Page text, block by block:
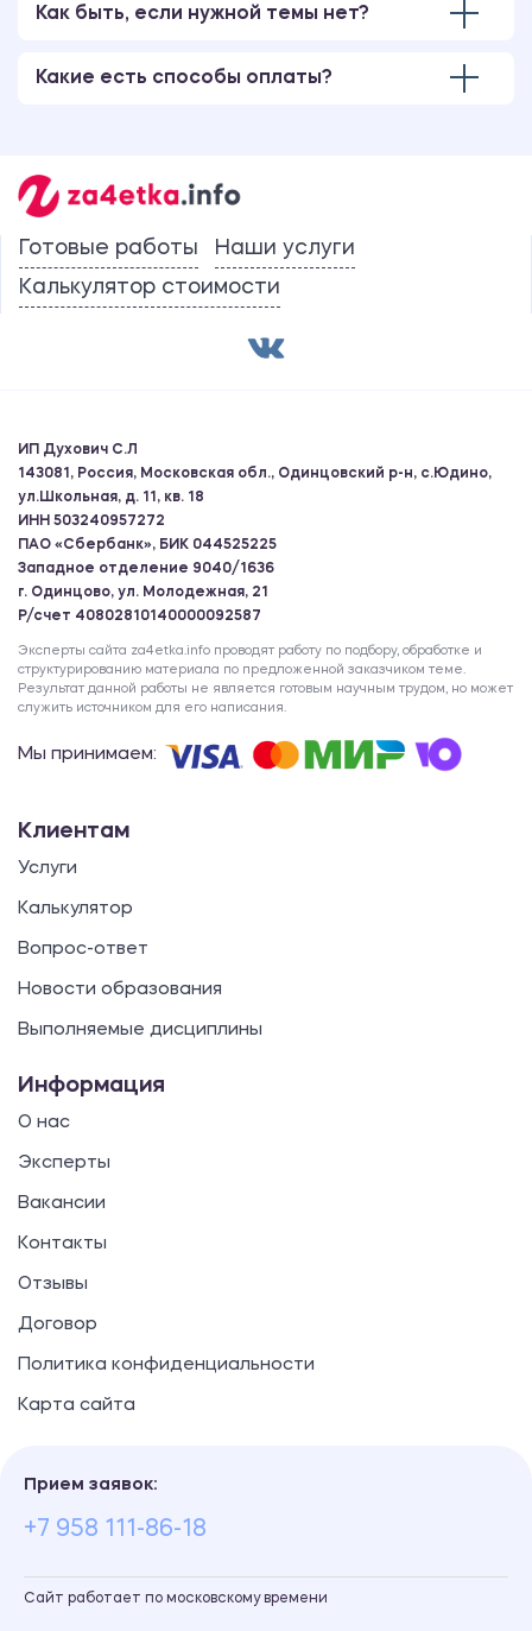
Как быть, если нужной темы нет?
Какие есть способы оплаты?
Готовые работы
Наши услуги
Калькулятор стоимости
ИП Духович С.Л
143081, Россия, Московская обл., Одинцовский р-н, с.Юдино,
ул.Школьная, д. 11, кв. 18
ИНН 503240957272
ПАО «Сбербанк», БИК 044525225
Западное отделение 9040/1636
г. Одинцово, ул. Молодежная, 21
Р/счет 40802810140000092587
Эксперты сайта za4etka.info проводят работу по подбору, обработке и
структурированию материала по предложенной заказчиком теме.
Результат данной работы не является готовым научным трудом, но может
служить источником для его написания.
Мы принимаем:
Клиентам
Услуги
Калькулятор
Вопрос-ответ
Новости образования
Выполняемые дисциплины
Информация
О нас
Эксперты
Вакансии
Контакты
Отзывы
Договор
Политика конфиденциальности
Карта сайта
Прием заявок:
+7 958 111-86-18
Сайт работает по московскому времени